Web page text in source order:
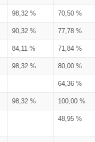
98,32 % 70,50 %
90,32 % 77,78 %
84,11 % 71,84 %
98,32 % 80,00 %
64,36 %
98,32 % 100,00 %
48,95 %